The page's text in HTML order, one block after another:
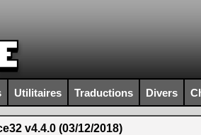
Utilitaires Traductions Divers
v4.4.0 (03/12/2018)